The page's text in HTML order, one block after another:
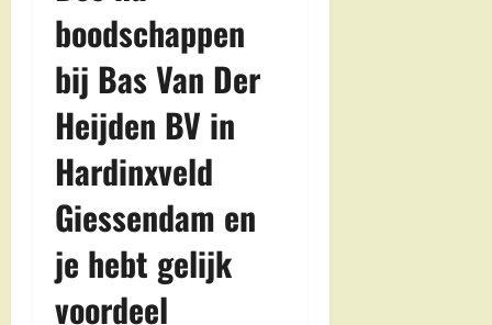
boodschappen
bij Bas Van Der
Heijden BV in
Hardinxveld
Giessendam en
je hebt gelijk
voordeel